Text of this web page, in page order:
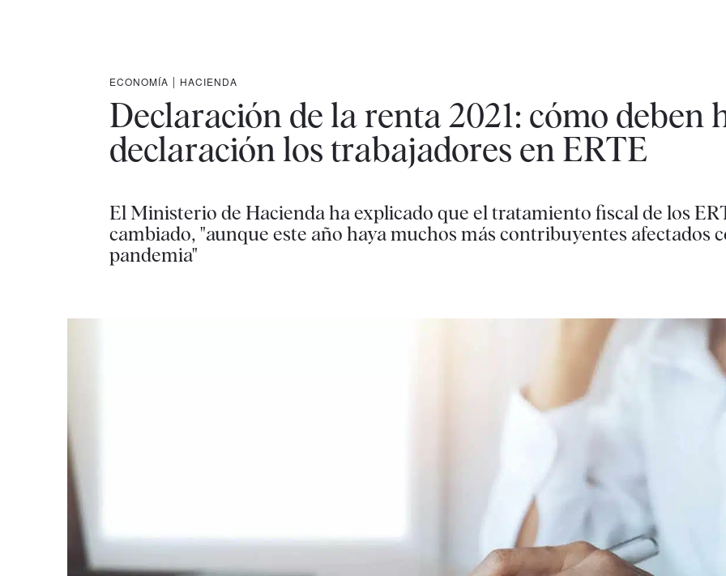
ECONOMÍA | HACIENDA
Declaración de la renta 2021: cómo deben
declaración los trabajadores en ERTE
El Ministerio de Hacienda ha explicado que el tratamiento fiscal de los
cambiado, "aunque este año haya muchos más contribuyentes afectados
pandemia"